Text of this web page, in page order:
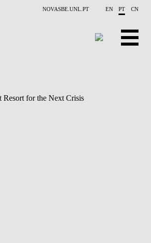
NOVASBE.UNL.PT EN PT CN